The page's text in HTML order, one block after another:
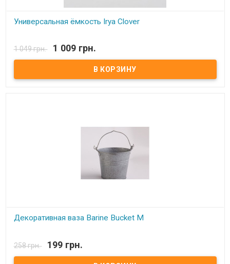
Универсальная ёмкость Irya Clover
падению) Упаковка: картонная коробка с пенопластом.
Производитель: Irya, Турция
1 049 грн. 1 009 грн.
Декоративная ваза Barine Bucket M
Декоративная ваза Barine Bucket M Материал: Оцинкованный
металл. Высота: 16 см Упаковка: фирменная. Производитель:
258 грн. 199 грн.